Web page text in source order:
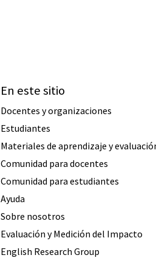
En este sitio
Docentes y organizaciones
Estudiantes
Materiales de aprendizaje y
Comunidad para docentes
Comunidad para estudiantes
Ayuda
Sobre nosotros
Evaluación y Medición del Impacto
English Research Group